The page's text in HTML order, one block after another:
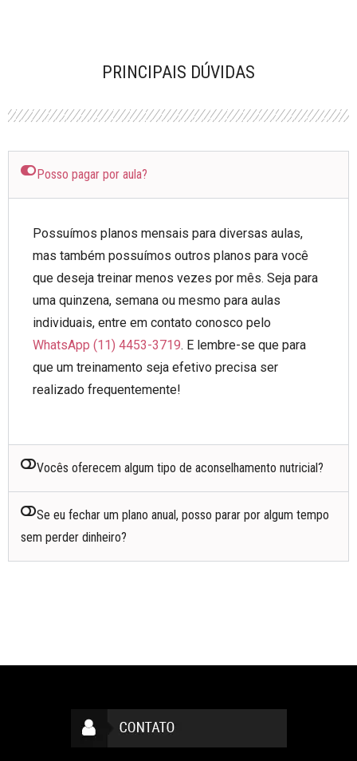
PRINCIPAIS DÚVIDAS
Posso pagar por aula?
Possuímos planos mensais para diversas aulas,
mas também possuímos outros planos para você
que deseja treinar menos vezes por mês. Seja para
uma quinzena, semana ou mesmo para aulas
individuais, entre em contato conosco pelo
WhatsApp (11) 4453-3719. E lembre-se que para
que um treinamento seja efetivo precisa ser
realizado frequentemente!
Vocês oferecem algum tipo de aconselhamento nutricial?
Se eu fechar um plano anual, posso parar por algum tempo
sem perder dinheiro?